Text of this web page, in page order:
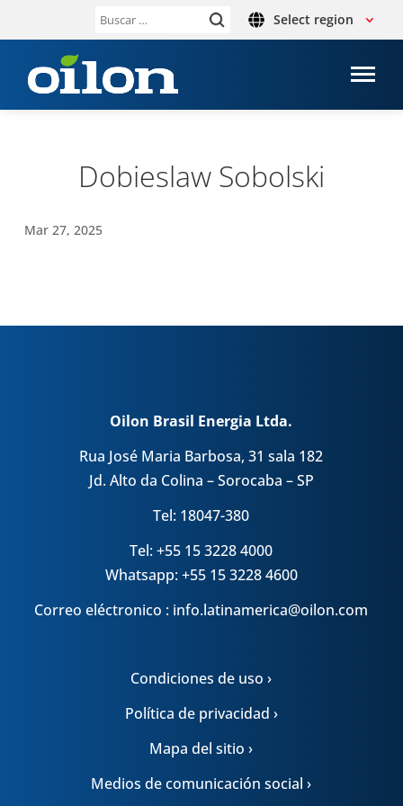
Buscar: Select region
Dobies­law Sobolski
Mar 27, 2025
Oilon Brasil Energia Ltda.
Rua José Maria Barbosa, 31 sala 182
Jd. Alto da Colina – Sorocaba – SP
Tel: 18047-380
Tel: +55 15 3228 4000
Whatsapp: +55 15 3228 4600
Correo eléctronico : info.latinamerica@oilon.com
Condiciones de uso ›
Política de privacidad ›
Mapa del sitio ›
Medios de comunicación social ›